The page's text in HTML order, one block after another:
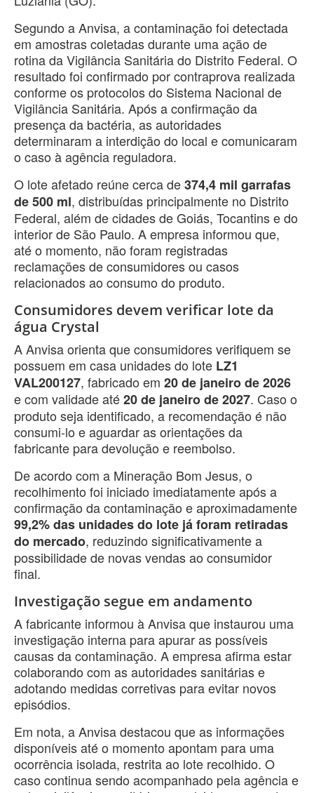
Segundo a Anvisa, a contaminação foi detectada
em amostras coletadas durante uma ação de
rotina da Vigilância Sanitária do Distrito Federal. O
resultado foi confirmado por contraprova realizada
conforme os protocolos do Sistema Nacional de
Vigilância Sanitária. Após a confirmação da
presença da bactéria, as autoridades
determinaram a interdição do local e comunicaram
o caso à agência reguladora.
O lote afetado reúne cerca de374,4 mil garrafas
de 500 ml, distribuídas principalmente no Distrito
Federal, além de cidades de Goiás, Tocantins e do
interior de São Paulo. A empresa informou que,
até o momento, não foram registradas
reclamações de consumidores ou casos
relacionados ao consumo do produto.
Consumidores devem verificar lote da
água Crystal
A Anvisa orienta que consumidores verifiquem se
possuem em casa unidades do lote LZ1
VAL200127, fabricado em 20 de janeiro de 2026
e com validade até20 de janeiro de 2027. Caso o
produto seja identificado, a recomendação é não
consumi-lo e aguardar as orientações da
fabricante para devolução e reembolso.
De acordo com a Mineração Bom Jesus, o
recolhimento foi iniciado imediatamente após a
confirmação da contaminação e aproximadamente
99,2% das unidades do lote já foram retiradas
do mercado, reduzindo significativamente a
possibilidade de novas vendas ao consumidor
final.
Investigação segue em andamento
A fabricante informou à Anvisa que instaurou uma
investigação interna para apurar as possíveis
causas da contaminação. A empresa afirma estar
colaborando com as autoridades sanitárias e
adotando medidas corretivas para evitar novos
episódios.
Em nota, a Anvisa destacou que as informações
disponíveis até o momento apontam para uma
ocorrência isolada, restrita ao lote recolhido. O
caso continua sendo acompanhado pela agência e